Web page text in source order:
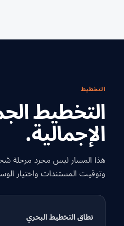
التخطيط
التخطيط
الإجمالية.
هذا المسار ليس مجرد مرحلة
وتوقيت المستندات واختيار
نطاق التخطيط البحري